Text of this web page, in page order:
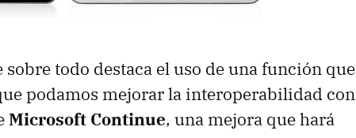
sobre todo destaca el uso de una función que
podamos mejorar la interoperabilidad con
Microsoft Continue, una mejora que hará